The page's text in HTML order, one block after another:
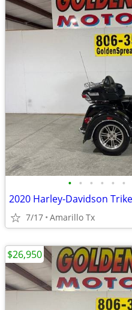
• • • • • •
2020 Harley-Davidson
7/17 Amarillo Tx
$26,950